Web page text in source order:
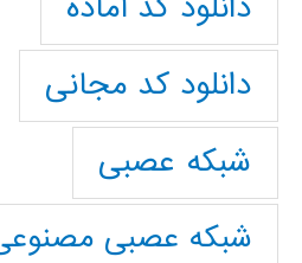
دانلود کد مجانی
شبکه عصبی
شبکه عصبی